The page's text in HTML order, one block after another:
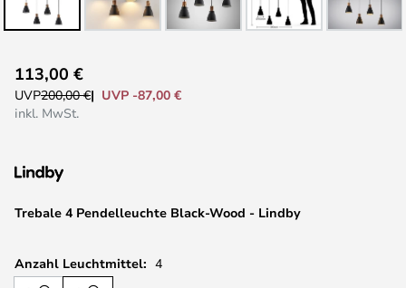
Anfang
der
Trebale 4 Pendelleuchte Black-Wood - Lindby
113,00 €
UVP200,00 €
UVP -87,00 €
inkl. MwSt.
Anzahl Leuchtmittel: 4